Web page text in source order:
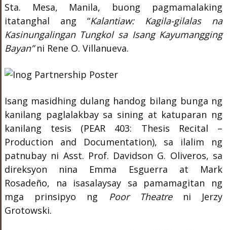
Sta. Mesa, Manila, buong pagmamalaking
itatanghal ang “Kalantiaw: Kagila-gilalas na
Kasinungalingan Tungkol sa Isang Kayumangging
Bayan”ni Rene O. Villanueva.
Isang masidhing dulang handog bilang bunga ng
kanilang paglalakbay sa sining at katuparan ng
kanilang tesis (PEAR 403: Thesis Recital –
Production and Documentation), sa ilalim ng
patnubay ni Asst. Prof. Davidson G. Oliveros, sa
direksyon nina Emma Esguerra at Mark
Rosadeño, na isasalaysay sa pamamagitan ng
mga prinsipyo ng Poor Theatreni Jerzy
Grotowski.